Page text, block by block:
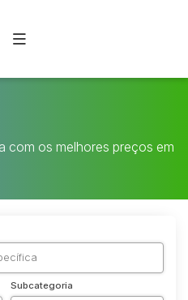
com os melhores preços em
Subcategoria